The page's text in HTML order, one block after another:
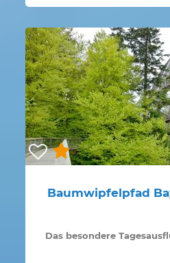
Baumwipfelpfad
Das besondere